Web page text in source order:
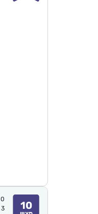
10
0
3